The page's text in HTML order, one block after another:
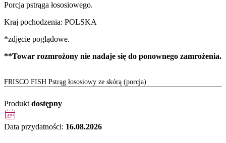
Porcja pstrąga łososiowego.
Kraj pochodzenia: POLSKA
*zdjęcie poglądowe.
**Towar rozmrożony nie nadaje się do ponownego zamrożenia.
FRISCO FISH Pstrąg łososiowy ze skórą (porcja)
Produkt dostępny
Data przydatności: 16.08.2026